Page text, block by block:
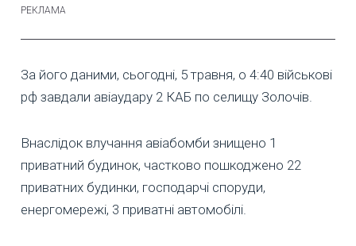
За його даними, сьогодні, 5 травня, о 4:40 військові
рф завдали авіаудару 2 КАБ по селищу Золочів.
Внаслідок влучання авіабомби знищено 1
приватний будинок, частково пошкоджено 22
приватних будинки, господарчі споруди,
енергомережі, 3 приватні автомобілі.